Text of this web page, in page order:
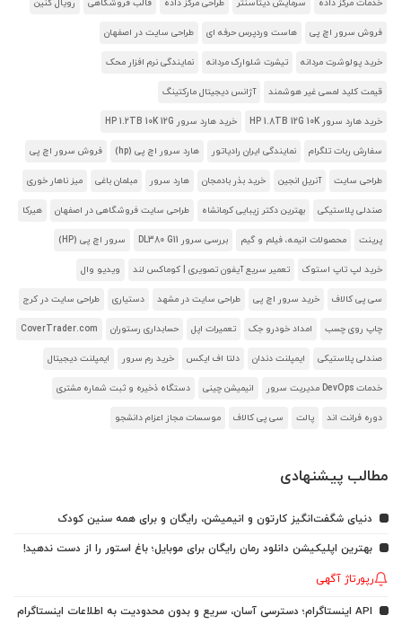
خدمات مرکز داده سرمایش دیتاسنتر طراحی مرکز داده قالب فروشگاهی رویال کنین
فروش سرور اچ پی هاست وردپرس حرفه ای طراحی سایت در اصفهان
خرید پولوشرت مردانه تیشرت شلوارک مردانه نمایندگی نرم افزار محک
قیمت کلید لمسی غیر هوشمند آژانس دیجیتال مارکتینگ
خرید هارد سرور HP 1.8TB 12G 10K خرید هارد سرور HP 1.2TB 10K 12G
سفارش ربات تلگرام نمایندگی ایران رادیاتور هارد سرور اچ پی (hp) فروش سرور اچ پی
طراحی سایت آنریل انجین خرید بذر بادمجان هارد سرور مبلمان باغی میز ناهار خوری
صندلی پلاستیکی بهترین دکتر زیبایی کرمانشاه طراحی سایت فروشگاهی در اصفهان هیرکا
پرینت محصولات انیمه، فیلم و گیم بررسی سرور DL380 G11 سرور اچ پی (HP)
خرید لپ تاپ استوک تعمیر سریع آیفون تصویری | کوماکس لند ویدیو وال
سی پی کالاف خرید سرور اچ پی طراحی سایت در مشهد دستیاری طراحی سایت در کرج
چاپ روی چسب امداد خودرو جک تعمیرات اپل حسابداری رستوران CoverTrader.com
صندلی پلاستیکی ایمپلنت دندان دلتا اف ایکس خرید رم سرور ایمپلنت دیجیتال
خدمات DevOps مدیریت سرور انیمیشن چینی دستگاه ذخیره و ثبت شماره مشتری
دوره فرانت اند پالت سی پی کالاف موسسات مجاز اعزام دانشجو
مطالب پیشنهادی
دنیای شگفت‌انگیز کارتون و انیمیشن، رایگان و برای همه سنین کودک
بهترین اپلیکیشن دانلود رمان رایگان برای موبایل؛ باغ استور را از دست ندهید!
رپورتاژ آگهی
API اینستاگرام؛ دسترسی آسان، سریع و بدون محدودیت به اطلاعات اینستاگرام